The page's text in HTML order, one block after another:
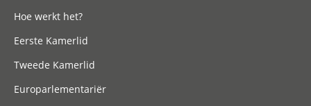
Hoe werkt het?
Eerste Kamerlid
Tweede Kamerlid
Europarlementariër